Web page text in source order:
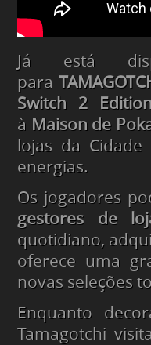
Já está
para
Switch 2
à Maison de
lojas da
energias.
Os jogadores
gestores de
quotidiano,
oferece uma
novas seleções
Enquanto
Tamagotchi